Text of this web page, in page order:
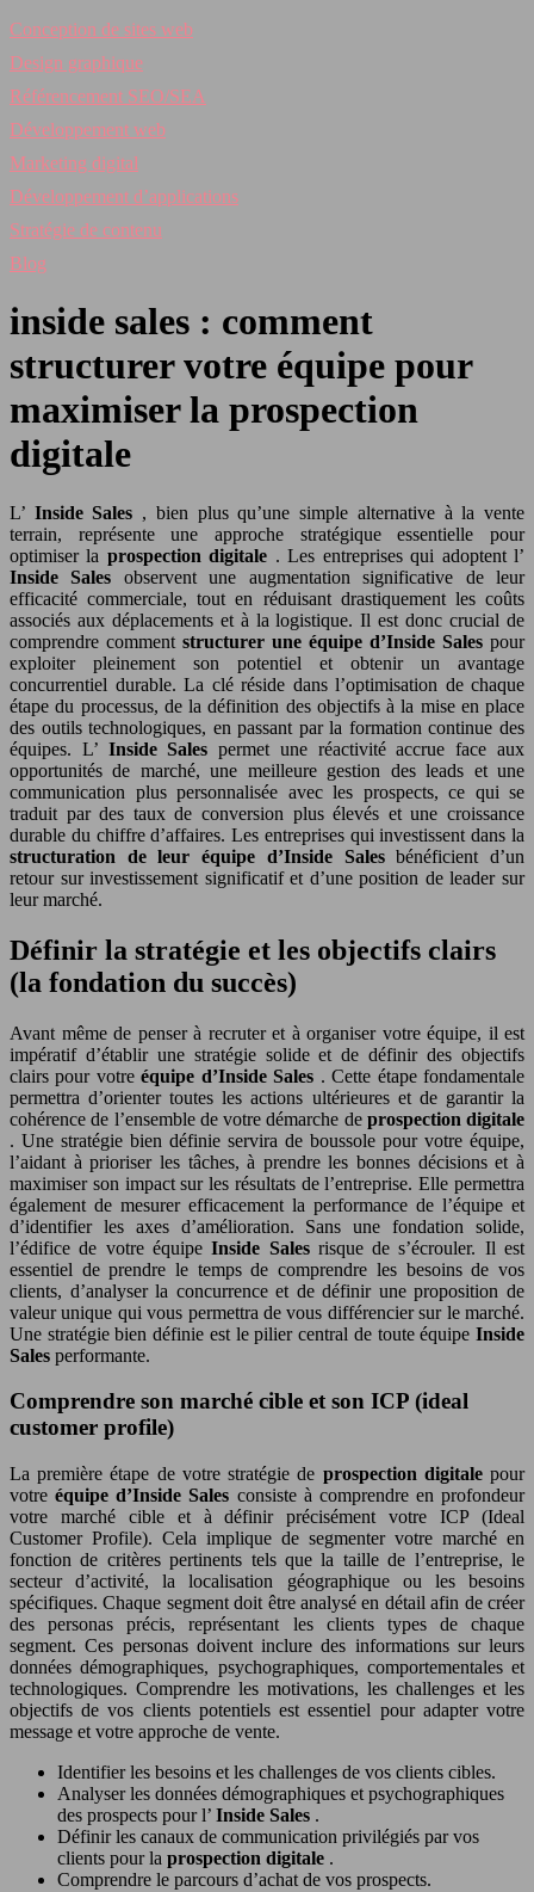
Conception de sites web
Design graphique
Référencement SEO/SEA
Développement web
Marketing digital
Développement d’applications
Stratégie de contenu
Blog
inside sales : comment
structurer votre équipe pour
maximiser la prospection
digitale
L’ Inside Sales , bien plus qu’une simple alternative à la vente
terrain, représente une approche stratégique essentielle pour
optimiser la prospection digitale . Les entreprises qui adoptent l’
Inside Sales observent une augmentation significative de leur
efficacité commerciale, tout en réduisant drastiquement les coûts
associés aux déplacements et à la logistique. Il est donc crucial de
comprendre comment structurer une équipe d’Inside Sales pour
exploiter pleinement son potentiel et obtenir un avantage
concurrentiel durable. La clé réside dans l’optimisation de chaque
étape du processus, de la définition des objectifs à la mise en place
des outils technologiques, en passant par la formation continue des
équipes. L’ Inside Salespermet une réactivité accrue face aux
opportunités de marché, une meilleure gestion des leads et une
communication plus personnalisée avec les prospects, ce qui se
traduit par des taux de conversion plus élevés et une croissance
durable du chiffre d’affaires. Les entreprises qui investissent dans la
structuration de leur équipe d’Inside Salesbénéficient d’un
retour sur investissement significatif et d’une position de leader sur
leur marché.
Définir la stratégie et les objectifs clairs
(la fondation du succès)
Avant même de penser à recruter et à organiser votre équipe, il est
impératif d’établir une stratégie solide et de définir des objectifs
clairs pour votreéquipe d’Inside Sales . Cette étape fondamentale
permettra d’orienter toutes les actions ultérieures et de garantir la
cohérence de l’ensemble de votre démarche de prospection digitale
. Une stratégie bien définie servira de boussole pour votre équipe,
l’aidant à prioriser les tâches, à prendre les bonnes décisions et à
maximiser son impact sur les résultats de l’entreprise. Elle permettra
également de mesurer efficacement la performance de l’équipe et
d’identifier les axes d’amélioration. Sans une fondation solide,
l’édifice de votre équipeInside Sales risque de s’écrouler. Il est
essentiel de prendre le temps de comprendre les besoins de vos
clients, d’analyser la concurrence et de définir une proposition de
valeur unique qui vous permettra de vous différencier sur le marché.
Une stratégie bien définie est le pilier central de toute équipe Inside
Sales performante.
Comprendre son marché cible et son ICP (ideal
customer profile)
La première étape de votre stratégie de prospection digitalepour
votreéquipe d’Inside Sales consiste à comprendre en profondeur
votre marché cible et à définir précisément votre ICP (Ideal
Customer Profile). Cela implique de segmenter votre marché en
fonction de critères pertinents tels que la taille de l’entreprise, le
secteur d’activité, la localisation géographique ou les besoins
spécifiques. Chaque segment doit être analysé en détail afin de créer
des personas précis, représentant les clients types de chaque
segment. Ces personas doivent inclure des informations sur leurs
données démographiques, psychographiques, comportementales et
technologiques. Comprendre les motivations, les challenges et les
objectifs de vos clients potentiels est essentiel pour adapter votre
message et votre approche de vente.
Identifier les besoins et les challenges de vos clients cibles.
Analyser les données démographiques et psychographiques
des prospects pour l’ Inside Sales .
Définir les canaux de communication privilégiés par vos
clients pour la prospection digitale .
Comprendre le parcours d’achat de vos prospects.